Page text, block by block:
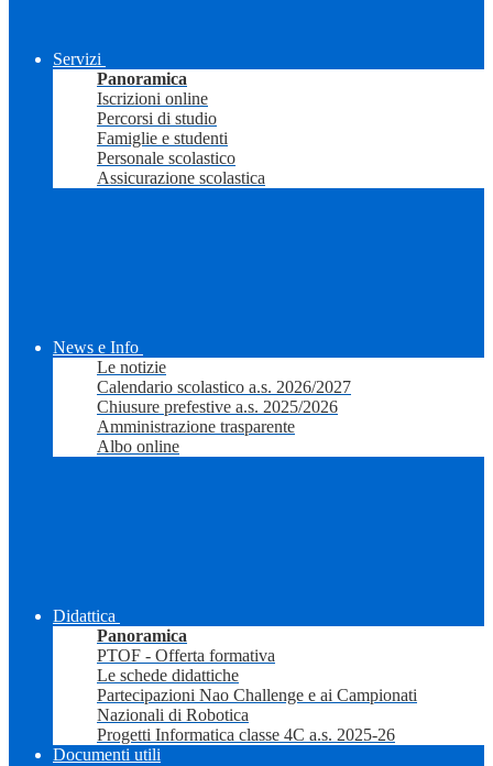
Servizi
Panoramica
Iscrizioni online
Percorsi di studio
Famiglie e studenti
Personale scolastico
Assicurazione scolastica
News e Info
Le notizie
Calendario scolastico a.s. 2026/2027
Chiusure prefestive a.s. 2025/2026
Amministrazione trasparente
Albo online
Didattica
Panoramica
PTOF - Offerta formativa
Le schede didattiche
Partecipazioni Nao Challenge e ai Campionati
Nazionali di Robotica
Progetti Informatica classe 4C a.s. 2025-26
Documenti utili